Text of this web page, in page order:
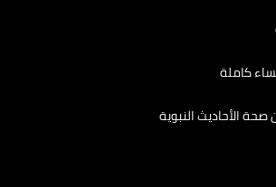
كاملة
الأحاديث النبوية